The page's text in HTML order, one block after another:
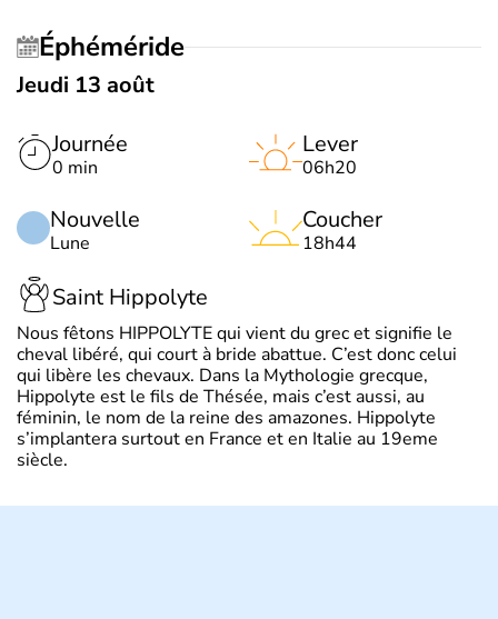
Éphéméride
Jeudi 13 août
Journée
0 min
Nouvelle
Lune
Lever
06h20
Coucher
18h44
Saint Hippolyte
Nous fêtons HIPPOLYTE qui vient du grec et signifie le
cheval libéré, qui court à bride abattue. C’est donc celui
qui libère les chevaux. Dans la Mythologie grecque,
Hippolyte est le fils de Thésée, mais c’est aussi, au
féminin, le nom de la reine des amazones. Hippolyte
s’implantera surtout en France et en Italie au 19eme
siècle.